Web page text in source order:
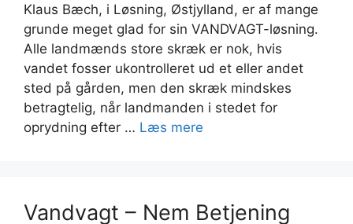
Klaus Bæch, i Løsning, Østjylland, er af mange
grunde meget glad for sin VANDVAGT-løsning.
Alle landmænds store skræk er nok, hvis
vandet fosser ukontrolleret ud et eller andet
sted på gården, men den skræk mindskes
betragtelig, når landmanden i stedet for
oprydning efter … Læs mere
Vandvagt – Nem Betjening